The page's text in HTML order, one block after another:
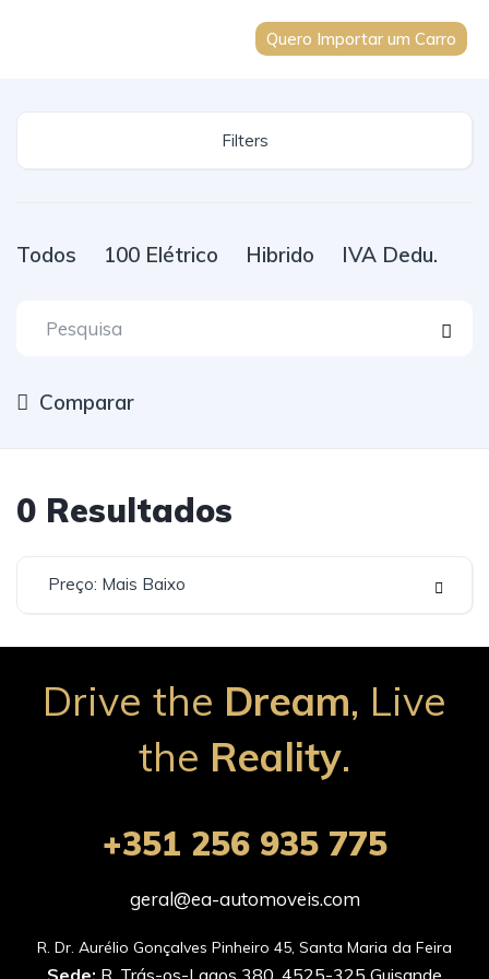
Quero Importar um Carro
Filters
Todos 100 Elétrico Hibrido IVA Dedu.
Comparar
0 Resultados
Preço: Mais Baixo
Drive the Dream, Live
the Reality.
+351 256 935 775
geral@ea-automoveis.com